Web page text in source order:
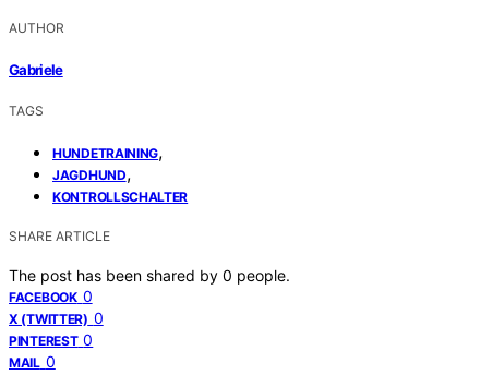
AUTHOR
Gabriele
TAGS
HUNDETRAINING,
JAGDHUND,
KONTROLLSCHALTER
SHARE ARTICLE
The post has been shared by 0 people.
FACEBOOK 0
X (TWITTER) 0
PINTEREST 0
MAIL 0